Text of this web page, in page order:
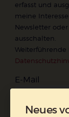
erfasst und
meine
Newsletter
ausschalten.
E-Mail
Neues